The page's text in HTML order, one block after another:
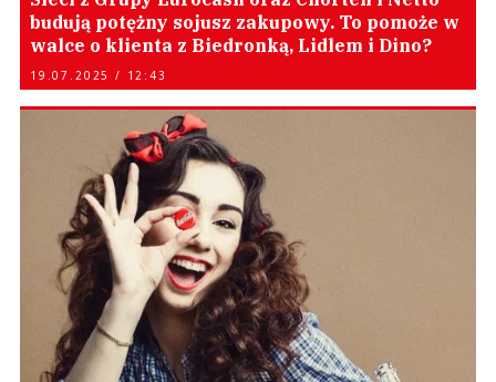
budują potężny sojusz zakupowy. To pomoże w
walce o klienta z Biedronką, Lidlem i Dino?
19.07.2025 / 12:43